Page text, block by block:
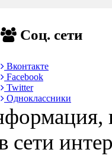
Соц. сети
Вконтакте
Facebook
Twitter
Одноклассники